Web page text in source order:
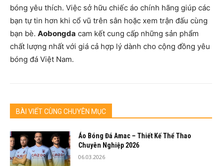
bóng yêu thích. Việc sở hữu chiếc áo chính hãng giúp các
bạn tự tin hơn khi cổ vũ trên sân hoặc xem trận đấu cùng
bạn bè. Aobongda cam kết cung cấp những sản phẩm
chất lượng nhất với giá cả hợp lý dành cho cộng đồng yêu
bóng đá Việt Nam.
BÀI VIẾT CÙNG CHUYÊN MỤC
Áo Bóng Đá Amac – Thiết Kế Thể Thao
Chuyên Nghiệp 2026
06.03.2026